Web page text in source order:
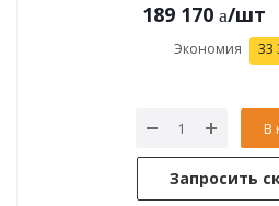
189 170 /шт
Экономия 33
В
Запросить